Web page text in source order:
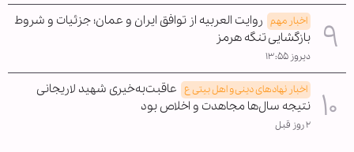
اخبار مهم روایت العربیه از توافق ایران و عمان؛ جزئیات و شروط
بازگشایی تنگه هرمز
دیروز ۱۳:۵۵
اخبار نهادهای دینی و اهل بیتی ع عاقبت‌به‌خیری شهید لاریجانی
نتیجه سال‌ها مجاهدت و اخلاص بود
۲ روز قبل